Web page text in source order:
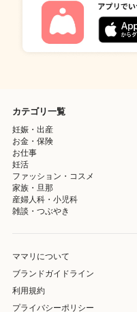
カテゴリ一覧
妊娠・出産
お金・保険
お仕事
妊活
ファッション・コスメ
家族・旦那
産婦人科・小児科
雑談・つぶやき
ママリについて
ブランドガイドライン
利用規約
プライバシーポリシー